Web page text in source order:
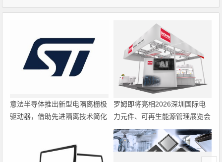
意法半导体推出新型电隔离栅极
驱动器，借助先进隔离技术简化
罗姆即将亮相2026深圳国际电
力元件、可再生能源管理展览会
暨研讨会